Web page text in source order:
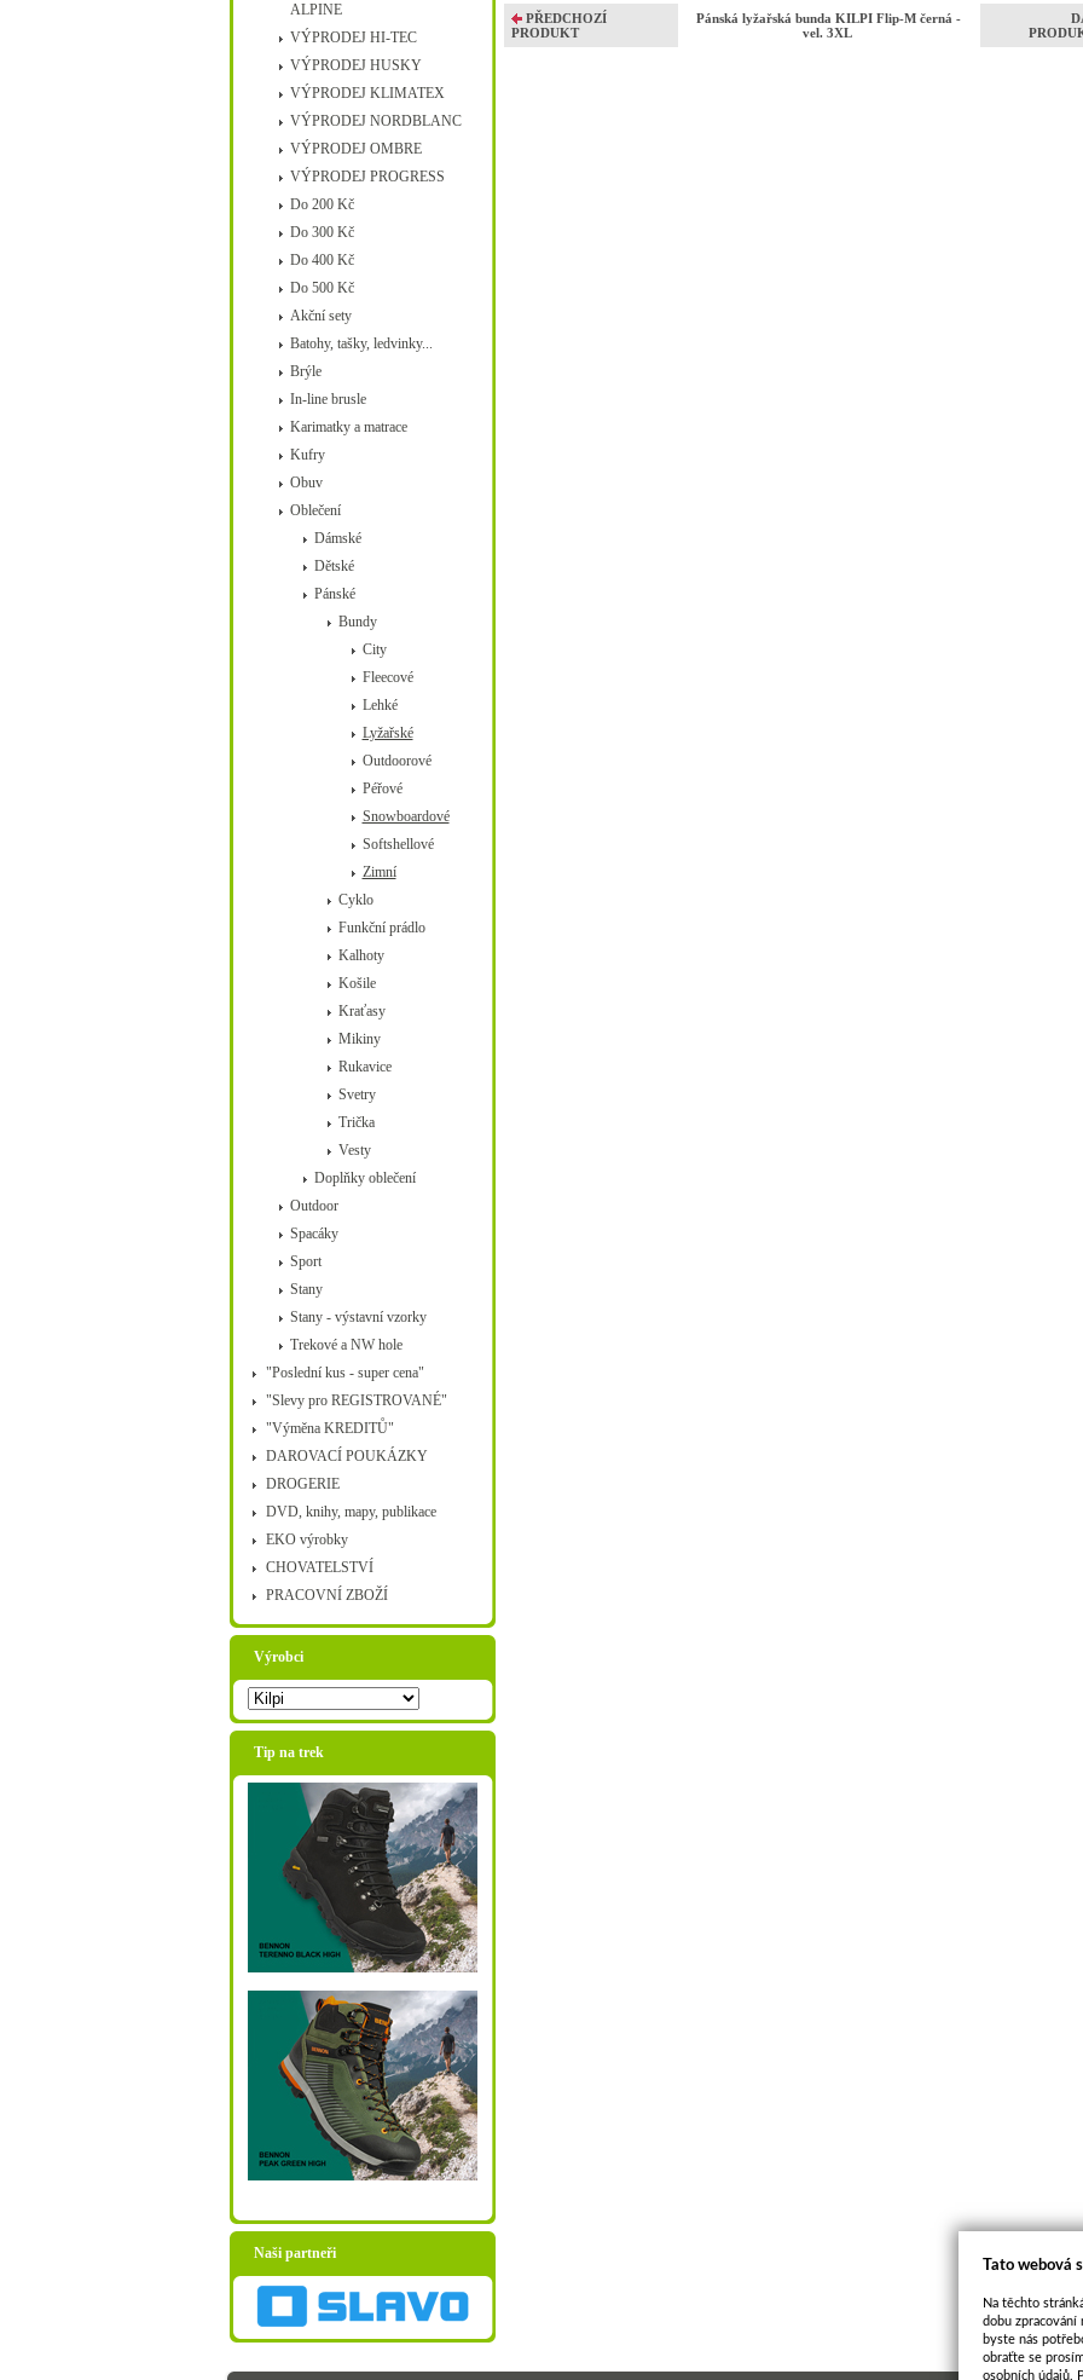
ALPINE
VÝPRODEJ HI-TEC
VÝPRODEJ HUSKY
VÝPRODEJ KLIMATEX
VÝPRODEJ NORDBLANC
VÝPRODEJ OMBRE
VÝPRODEJ PROGRESS
Do 200 Kč
Do 300 Kč
Do 400 Kč
Do 500 Kč
Akční sety
Batohy, tašky, ledvinky...
Brýle
In-line brusle
Karimatky a matrace
Kufry
Obuv
Oblečení
Dámské
Dětské
Pánské
Bundy
City
Fleecové
Lehké
Lyžařské
Outdoorové
Péřové
Snowboardové
Softshellové
Zimní
Cyklo
Funkční prádlo
Kalhoty
Košile
Kraťasy
Mikiny
Rukavice
Svetry
Trička
Vesty
Doplňky oblečení
Outdoor
Spacáky
Sport
Stany
Stany - výstavní vzorky
Trekové a NW hole
"Poslední kus - super cena"
"Slevy pro REGISTROVANÉ"
"Výměna KREDITŮ"
DAROVACÍ POUKÁZKY
DROGERIE
DVD, knihy, mapy, publikace
EKO výrobky
CHOVATELSTVÍ
PRACOVNÍ ZBOŽÍ
Výrobci
Tip na trek
Naši partneři
PŘEDCHOZÍ
PRODUKT
Pánská lyžařská bunda KILPI Flip-M černá -
vel. 3XL
Tato webová
Na těchto
dobu zpracování
byste nás
obraťte se
osobních údajů.